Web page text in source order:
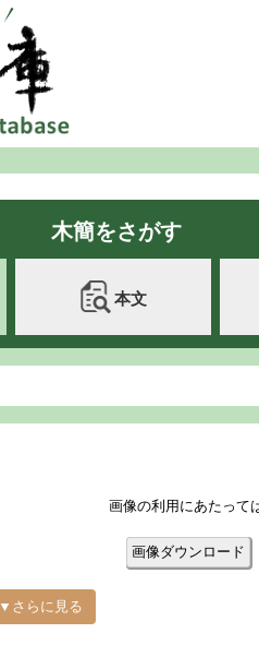
木簡をさがす
本文
▼さらに見る
画像の利用にあたって
画像ダウンロード